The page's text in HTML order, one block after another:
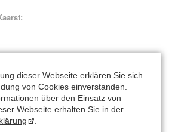
Hauptsache essen? Beides Quatsch!
dieser Webseite erklären Sie sich
von Cookies einverstanden.
über den Einsatz von
Webseite erhalten Sie in der